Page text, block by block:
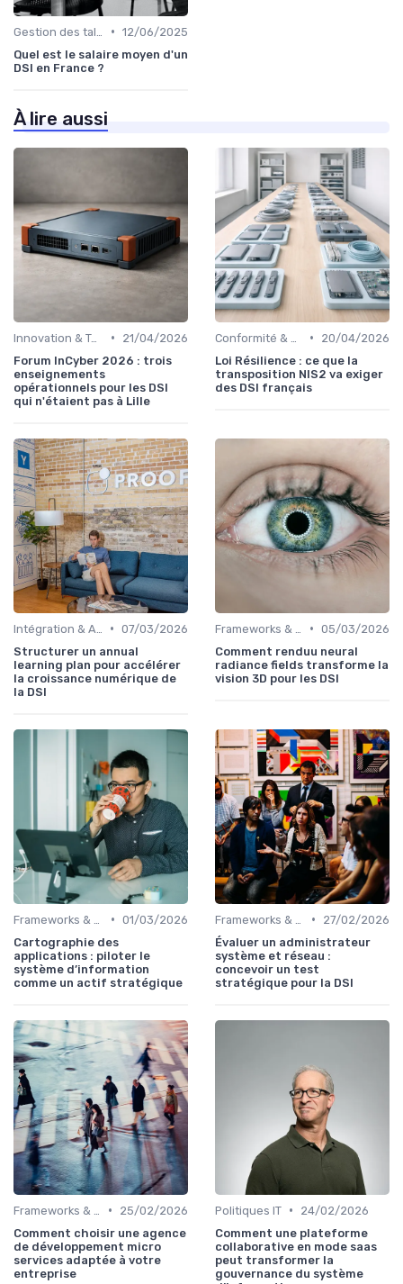
• 12/06/2025
Quel est le salaire moyen d'un
DSI en France ?
À lire aussi
Innovation & Tendances •
21/04/2026
Forum InCyber 2026 : trois
enseignements
opérationnels pour les DSI
qui n'étaient pas à Lille
•
20/04/2026
Loi Résilience : ce que la
transposition NIS2 va exiger
des DSI français
• 07/03/2026
Structurer un annual
learning plan pour accélérer
la croissance numérique de
la DSI
• 05/03/2026
Comment renduu neural
radiance fields transforme la
vision 3D pour les DSI
• 01/03/2026
Cartographie des
applications : piloter le
système d’information
comme un actif stratégique
•
27/02/2026
Évaluer un administrateur
système et réseau :
concevoir un test
stratégique pour la DSI
•
25/02/2026
Comment choisir une agence
de développement micro
services adaptée à votre
entreprise
Politiques IT •
24/02/2026
Comment une plateforme
collaborative en mode saas
peut transformer la
gouvernance du système